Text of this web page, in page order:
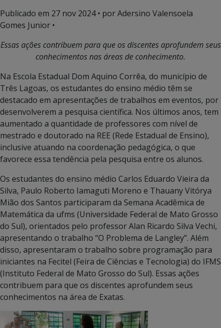
Publicado em 27 nov 2024• por Adersino Valensoela
Gomes Junior •
Essas ações contribuem para que os discentes aprofundem seus
conhecimentos nas áreas de conhecimento.
Na Escola Estadual Dom Aquino Corrêa, do município de
Três Lagoas, os estudantes do ensino médio têm se
destacado em apresentações de trabalhos em eventos, por
desenvolverem a pesquisa científica. Nos últimos anos, tem
aumentado a quantidade de professores com nível de
mestrado e doutorado na REE (Rede Estadual de Ensino),
inclusive atuando na coordenação pedagógica, o que
favorece essa tendência pela pesquisa entre os alunos.
Os estudantes do ensino médio Carlos Eduardo Vieira da
Silva, Paulo Roberto Iamaguti Moreno e Thauany Vitórya
Mião dos Santos participaram da Semana Acadêmica de
Matemática da ufms (Universidade Federal de Mato Grosso
do Sul), orientados pelo professor Alan Ricardo Silva Vechi,
apresentando o trabalho “O Problema de Langley”. Além
disso, apresentaram o trabalho sobre programação para
iniciantes na Fecitel (Feira de Ciências e Tecnologia) do IFMS
(Instituto Federal de Mato Grosso do Sul). Essas ações
contribuem para que os discentes aprofundem seus
conhecimentos na área de Exatas.